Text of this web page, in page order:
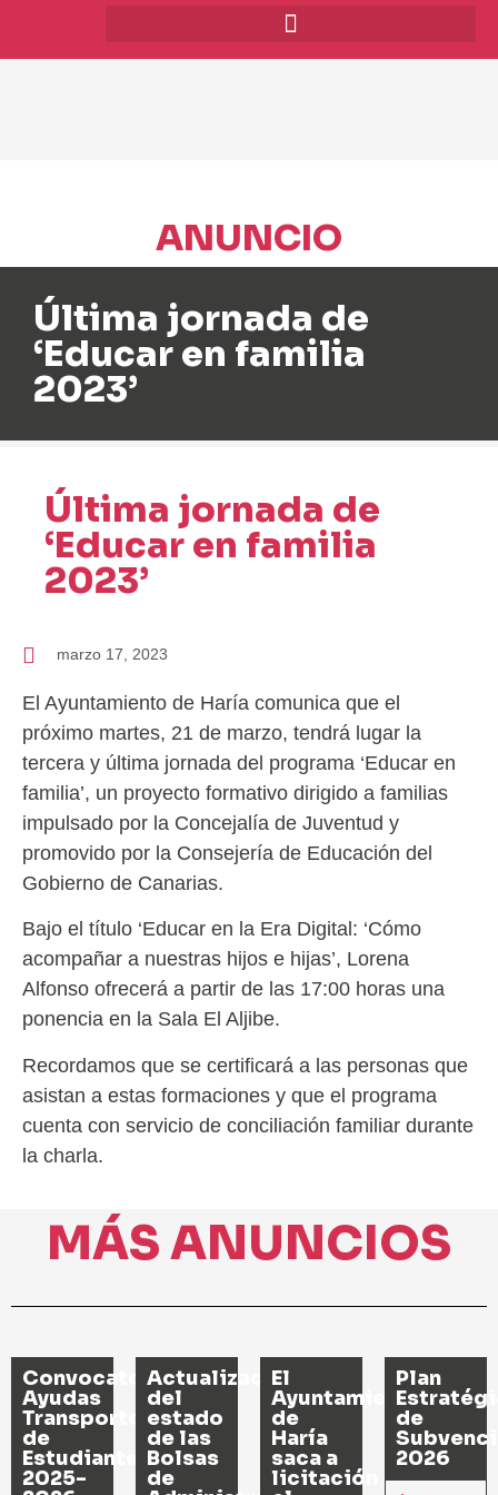
ANUNCIO
Última jornada de
‘Educar en familia
2023’
Última jornada de
‘Educar en familia
2023’
marzo 17, 2023
El Ayuntamiento de Haría comunica que el
próximo martes, 21 de marzo, tendrá lugar la
tercera y última jornada del programa ‘Educar en
familia’, un proyecto formativo dirigido a familias
impulsado por la Concejalía de Juventud y
promovido por la Consejería de Educación del
Gobierno de Canarias.
Bajo el título ‘Educar en la Era Digital: ‘Cómo
acompañar a nuestras hijos e hijas’, Lorena
Alfonso ofrecerá a partir de las 17:00 horas una
ponencia en la Sala El Aljibe.
Recordamos que se certificará a las personas que
asistan a estas formaciones y que el programa
cuenta con servicio de conciliación familiar durante
la charla.
MÁS ANUNCIOS
Convocatoria
Ayudas
Transporte
de
Estudiantes
2025-
Actualización
del
estado
de las
Bolsas
de
El
Ayuntamiento
de
Haría
saca a
licitación
Plan
de
2026